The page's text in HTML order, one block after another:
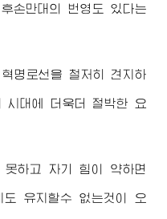
손만대의 번영도 있다는
명로선을 철저히 견지하
시대에 더욱더 절박한 요
못하고 자기 힘이 약하면
도 유지할수 없는것이 오